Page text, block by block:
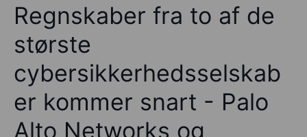
Regnskaber fra to af de
største
cybersikkerhedsselskab
er kommer snart - Palo
Alto Networks og